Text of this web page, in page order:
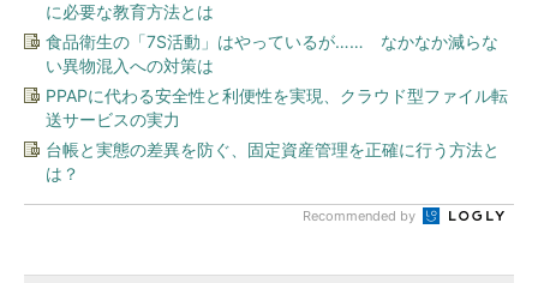
に必要な教育方法とは
食品衛生の「7S活動」はやっているが…… なかなか減らな
い異物混入への対策は
PPAPに代わる安全性と利便性を実現、クラウド型ファイル転
送サービスの実力
台帳と実態の差異を防ぐ、固定資産管理を正確に行う方法と
は？
Recommended by